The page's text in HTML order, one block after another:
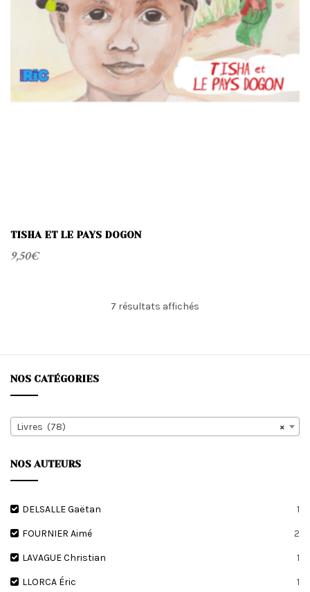
TISHA ET LE PAYS DOGON
9,50€
7 résultats affichés
au
NOS CATÉGORIES
×
Livres (78)
NOS AUTEURS
DELSALLE Gaëtan 1
FOURNIER Aimé 2
LAVAGUE Christian 1
LLORCA Éric 1